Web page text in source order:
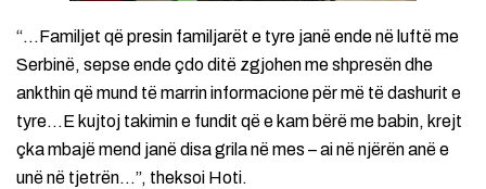
“…Familjet që presin familjarët e tyre janë ende në luftë me
Serbinë, sepse ende çdo ditë zgjohen me shpresën dhe
ankthin që mund të marrin informacione për më të dashurit e
tyre…E kujtoj takimin e fundit që e kam bërë me babin, krejt
çka mbajë mend janë disa grila në mes – ai në njërën anë e
unë në tjetrën…”, theksoi Hoti.